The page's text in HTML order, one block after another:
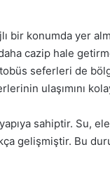
bir konumda yer
cazip hale
seferleri de
ulaşımını
sahiptir. Su,
gelişmiştir. Bu